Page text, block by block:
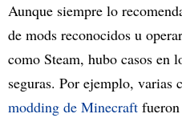
Aunque siempre lo
de mods reconocidos u
como Steam, hubo casos en
seguras. Por ejemplo, varias
modding de Minecraft